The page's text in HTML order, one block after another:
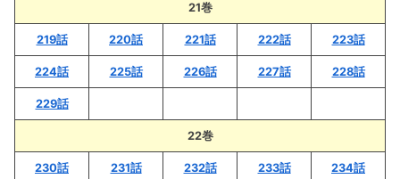
21巻
219話 220話 221話 222話 223話
224話 225話 226話 227話 228話
229話
22巻
230話 231話 232話 233話 234話